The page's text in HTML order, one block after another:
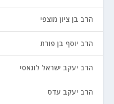
הרב בן ציון מוצפי
הרב יוסף בן פורת
הרב יעקב ישראל לוגאסי
הרב יעקב עדס